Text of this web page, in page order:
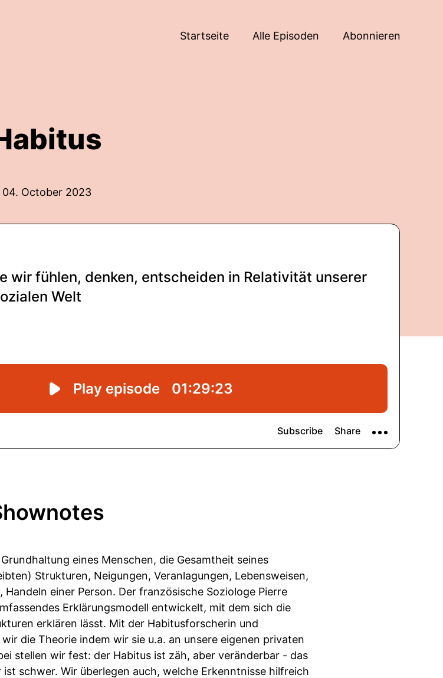
Startseite Alle Episoden Abonnieren
04. October 2023
eines Menschen, die Gesamtheit seines
Strukturen, Neigungen, Veranlagungen, Lebensweisen,
einer Person. Der französische Soziologe Pierre
Erklärungsmodell entwickelt, mit dem sich die
erklären lässt. Mit der Habitusforscherin und
die Theorie indem wir sie u.a. an unsere eigenen privaten
stellen wir fest: der Habitus ist zäh, aber veränderbar - das
schwer. Wir überlegen auch, welche Erkenntnisse hilfreich